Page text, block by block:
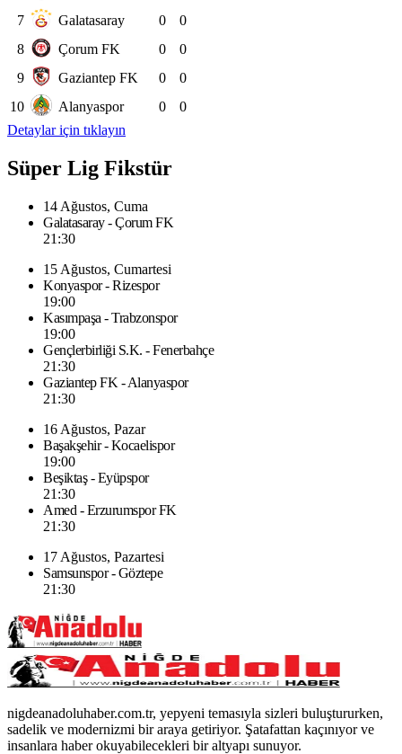
7
Galatasaray 0
0
8
Çorum FK 0
0
9
Gaziantep FK 0
0
10
Alanyaspor 0
0
Detaylar için tıklayın
Süper Lig Fikstür
14 Ağustos, Cuma
Galatasaray - Çorum FK
21:30
15 Ağustos, Cumartesi
Konyaspor - Rizespor
19:00
Kasımpaşa - Trabzonspor
19:00
Gençlerbirliği S.K. - Fenerbahçe
21:30
Gaziantep FK - Alanyaspor
21:30
16 Ağustos, Pazar
Başakşehir - Kocaelispor
19:00
Beşiktaş - Eyüpspor
21:30
Amed - Erzurumspor FK
21:30
17 Ağustos, Pazartesi
Samsunspor - Göztepe
21:30
nigdeanadoluhaber.com.tr, yepyeni temasıyla sizleri buluştururken,
sadelik ve modernizmi bir araya getiriyor. Şatafattan kaçınıyor ve
insanlara haber okuyabilecekleri bir altyapı sunuyor.